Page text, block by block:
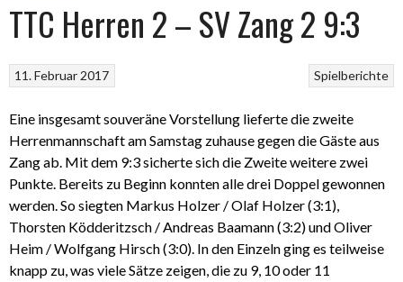
TTC Herren 2 – SV Zang 2 9:3
Spielberichte
11. Februar 2017
Eine insgesamt souveräne Vorstellung lieferte die zweite
Herrenmannschaft am Samstag zuhause gegen die Gäste aus
Zang ab. Mit dem 9:3 sicherte sich die Zweite weitere zwei
Punkte. Bereits zu Beginn konnten alle drei Doppel gewonnen
werden. So siegten Markus Holzer / Olaf Holzer (3:1),
Thorsten Ködderitzsch / Andreas Baamann (3:2) und Oliver
Heim / Wolfgang Hirsch (3:0). In den Einzeln ging es teilweise
knapp zu, was viele Sätze zeigen, die zu 9, 10 oder 11